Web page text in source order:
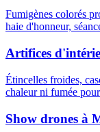
Fumigènes colorés
haie d'honneur,
Artifices
Étincelles froides,
chaleur ni fumée
Show drones à